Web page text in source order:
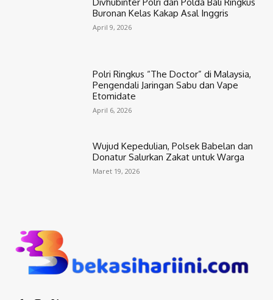
Buronan Kelas Kakap Asal Inggris
April 9, 2026
Polri Ringkus “The Doctor” di Malaysia,
Pengendali Jaringan Sabu dan Vape
Etomidate
April 6, 2026
Wujud Kepedulian, Polsek Babelan dan
Donatur Salurkan Zakat untuk Warga
Maret 19, 2026